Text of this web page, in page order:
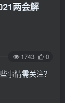
两会解
1743 0
事情需关注？